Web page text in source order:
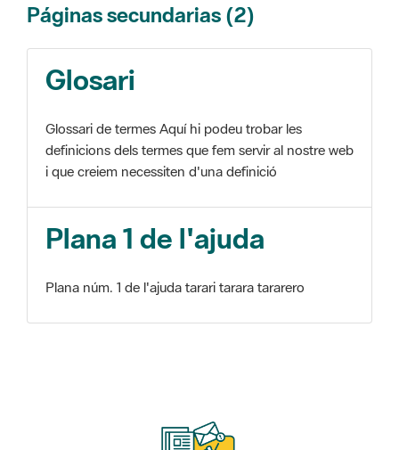
Páginas secundarias (2)
Glosari
Glossari de termes Aquí hi podeu trobar les
definicions dels termes que fem servir al nostre web
i que creiem necessiten d'una definició
Plana 1 de l'ajuda
Plana núm. 1 de l'ajuda tarari tarara tararero